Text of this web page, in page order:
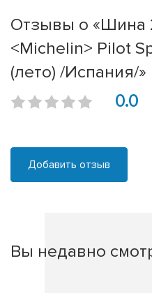
Отзывы о «Шина
<Michelin> Pilot
(лето) /Испания/»
0.0
Добавить отзыв
Вы недавно